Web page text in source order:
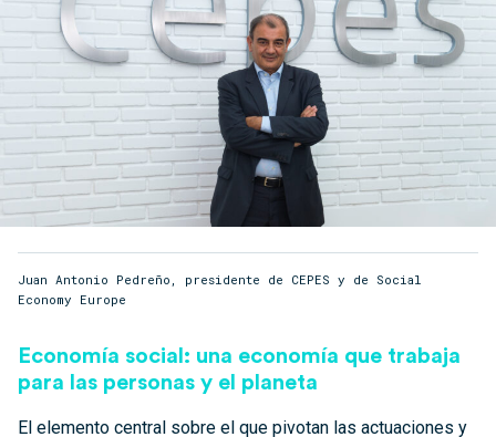
Juan Antonio Pedreño, presidente de CEPES y de Social
Economy Europe
Economía social: una economía que trabaja
para las personas y el planeta
El elemento central sobre el que pivotan las actuaciones y